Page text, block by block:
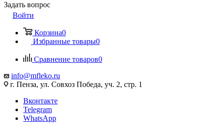
Задать вопрос
Войти
Корзина0
Избранные товары0
Сравнение товаров0
info@mfleko.ru
г. Пенза, ул. Совхоз Победа, уч. 2, стр. 1
Вконтакте
Telegram
WhatsApp